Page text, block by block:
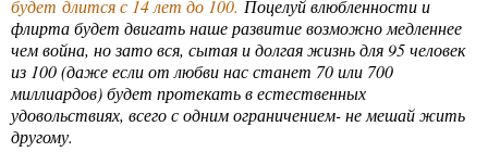
будет длится с 14 лет до 100. Поцелуй влюбленности и
флирта будет двигать наше развитие возможно медленнее
чем война, но зато вся, сытая и долгая жизнь для 95 человек
из 100 (даже если от любви нас станет 70 или 700
миллиардов) будет протекать в естественных
удовольствиях, всего с одним ограничением- не мешай жить
другому.